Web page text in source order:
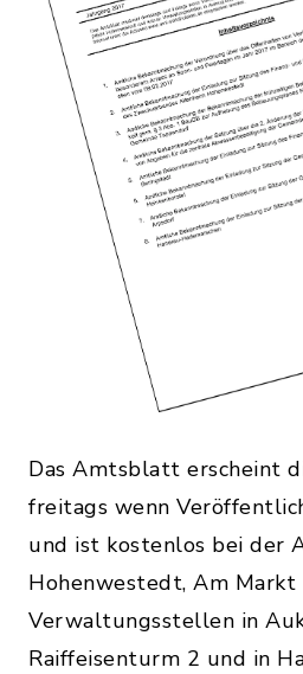
Das Amtsblatt erscheint
freitags wenn
und ist kostenlos bei der
Hohenwestedt, Am
Verwaltungsstellen in
Raiffeisenturm 2 und in